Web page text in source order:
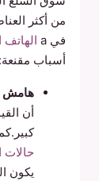
من أكثر
في a
الهاتف
أسباب مقنعة:
هامش
أن
حالات
يكون